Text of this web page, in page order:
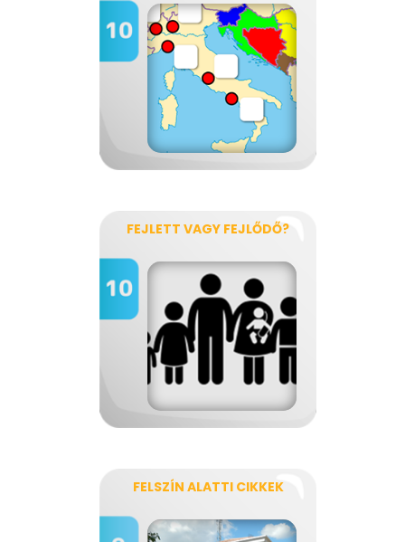
FEJLETT VAGY FEJLŐDŐ?
FELSZÍN ALATTI CIKKEK